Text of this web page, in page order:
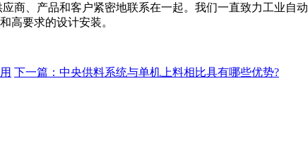
、产品和客户紧密地联系在一起。我们一直致力工业自
高要求的设计安装。
下一篇：中央供料系统与单机上料相比具有哪些优势?